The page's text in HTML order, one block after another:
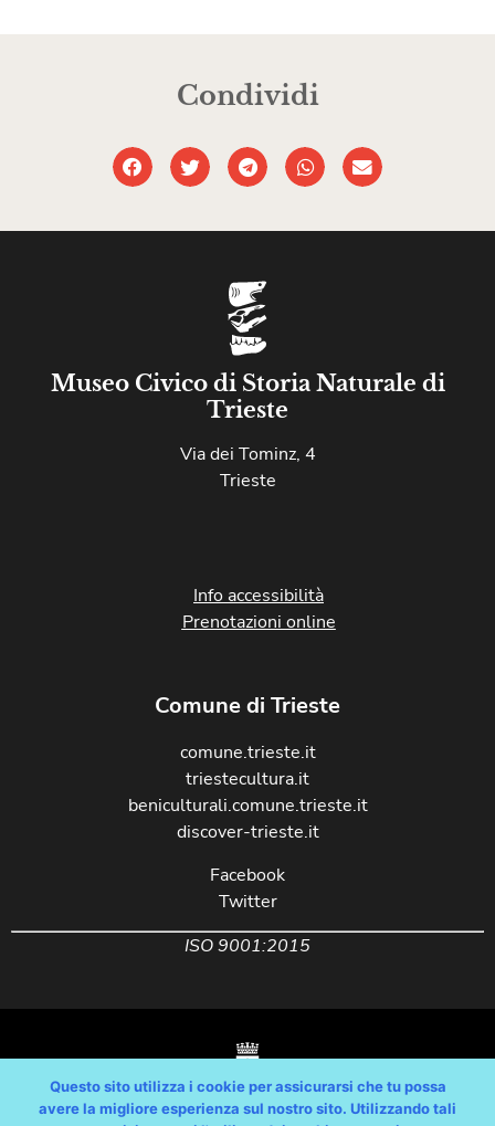
Condividi
Museo Civico di Storia Naturale di
Trieste
Via dei Tominz, 4
Trieste
Info accessibilità
Prenotazioni online
Comune di Trieste
comune.trieste.it
triestecultura.it
beniculturali.comune.trieste.it
discover-trieste.it
Facebook
Twitter
ISO 9001:2015
Questo sito utilizza i cookie per assicurarsi che tu possa
avere la migliore esperienza sul nostro sito. Utilizzando tali